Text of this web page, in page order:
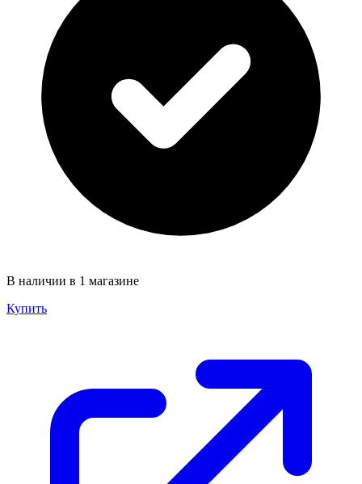
В наличии в 1 магазине
Купить